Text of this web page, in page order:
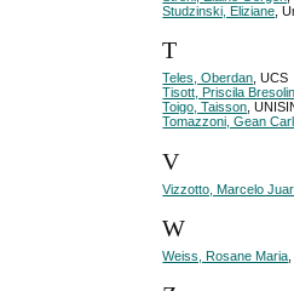
Studzinski, Eliziane ,
T
Teles, Oberdan, UCS
Tisott, Priscila Bresolin
Toigo, Taisson,
Tomazzoni, Gean
V
Vizzotto, Marcelo
W
Weiss, Rosane Maria